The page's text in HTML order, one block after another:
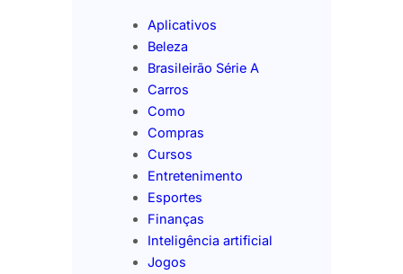
Aplicativos
Beleza
Brasileirão Série A
Carros
Como
Compras
Cursos
Entretenimento
Esportes
Finanças
Inteligência artificial
Jogos